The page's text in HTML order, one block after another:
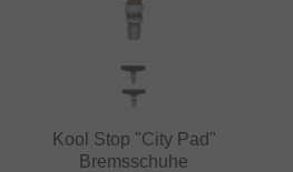
Kool Stop "City Pad"
Bremsschuhe